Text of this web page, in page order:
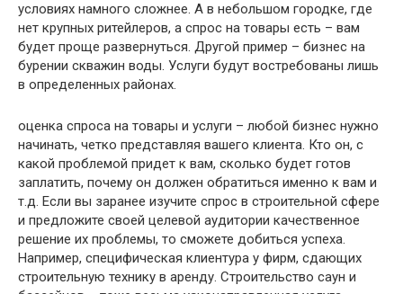
условиях намного сложнее. А в небольшом городке, где
нет крупных ритейлеров, а спрос на товары есть – вам
будет проще развернуться. Другой пример – бизнес на
бурении скважин воды. Услуги будут востребованы лишь
в определенных районах.
оценка спроса на товары и услуги – любой бизнес нужно
начинать, четко представляя вашего клиента. Кто он, с
какой проблемой придет к вам, сколько будет готов
заплатить, почему он должен обратиться именно к вам и
т.д. Если вы заранее изучите спрос в строительной сфере
и предложите своей целевой аудитории качественное
решение их проблемы, то сможете добиться успеха.
Например, специфическая клиентура у фирм, сдающих
строительную технику в аренду. Строительство саун и